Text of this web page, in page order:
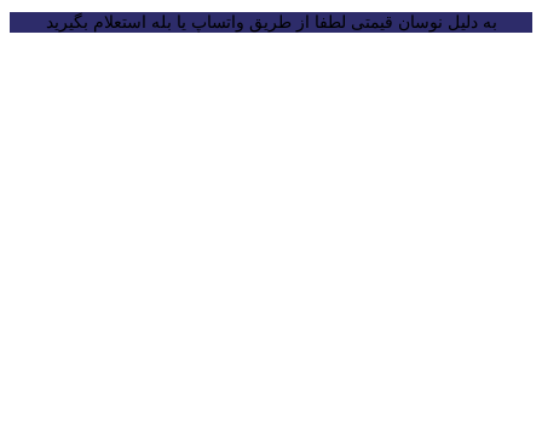
به دلیل نوسان قیمتی لطفا از طریق واتساپ یا بله استعلام بگیرید